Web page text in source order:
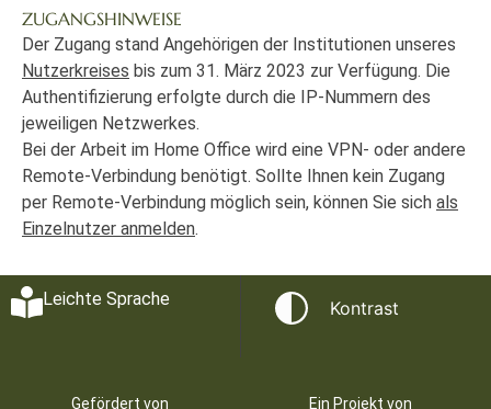
ZUGANGSHINWEISE
Der Zugang stand Angehörigen der Institutionen unseres
Nutzerkreises bis zum 31. März 2023 zur Verfügung. Die
Authentifizierung erfolgte durch die IP-Nummern des
jeweiligen Netzwerkes.
Bei der Arbeit im Home Office wird eine VPN- oder andere
Remote-Verbindung benötigt. Sollte Ihnen kein Zugang
per Remote-Verbindung möglich sein, können Sie sich als
Einzelnutzer anmelden.
Leichte Sprache Kontrast
Gefördert von Ein Projekt von